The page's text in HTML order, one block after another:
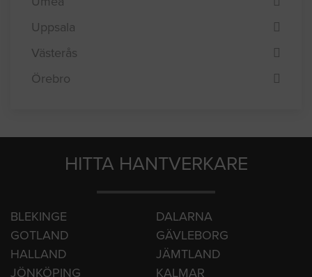
Norrköping
Stockholm
Umeå
Uppsala
Örebro
HITTA HANTVERKARE